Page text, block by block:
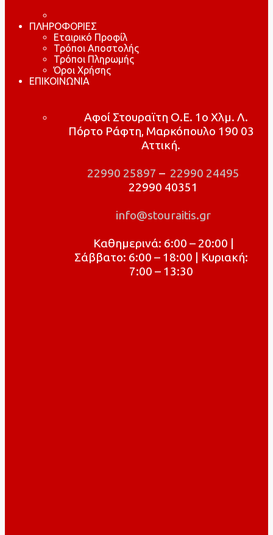
ΠΛΗΡΟΦΟΡΙΕΣ
Εταιρικό Προφίλ
Τρόποι Αποστολής
Τρόποι Πληρωμής
Όροι Χρήσης
ΕΠΙΚΟΙΝΩΝΙΑ
Αφοί Στουραϊτη Ο.Ε. 1ο Χλμ. Λ.
Πόρτο Ράφτη, Μαρκόπουλο 190 03
Αττική.
22990 25897 – 22990 24495
22990 40351
info@stouraitis.gr
Καθημερινά: 6:00 – 20:00 |
Σάββατο: 6:00 – 18:00 | Κυριακή:
7:00 – 13:30